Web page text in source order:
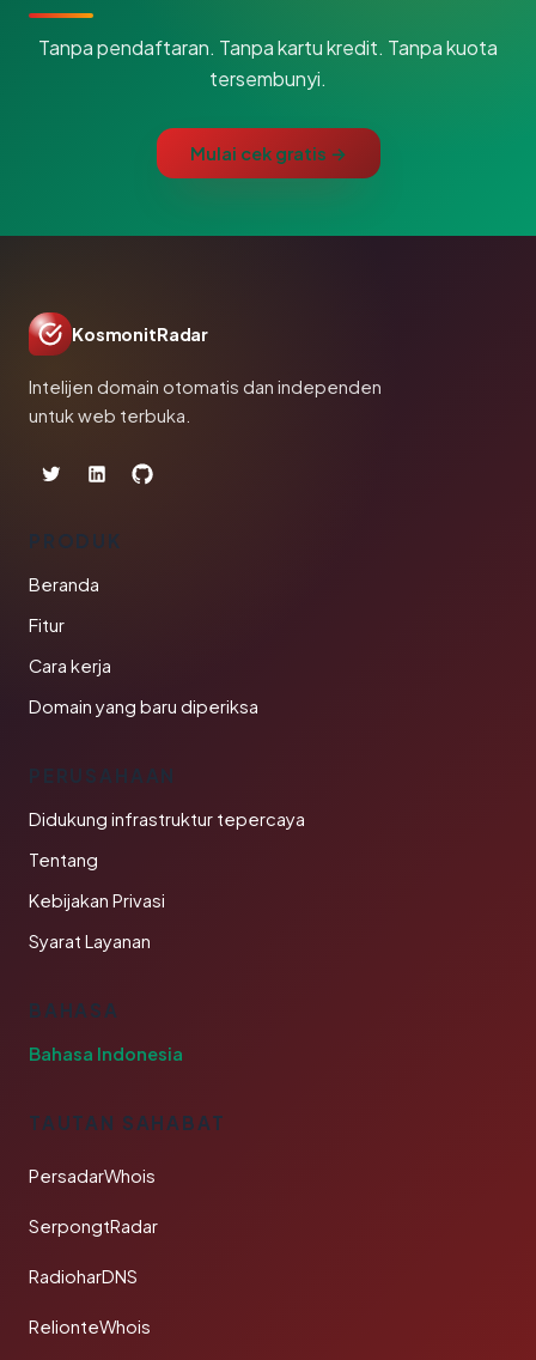
Tanpa pendaftaran. Tanpa kartu kredit. Tanpa kuota
tersembunyi.
Mulai cek gratis →
KosmonitRadar
Intelijen domain otomatis dan independen
untuk web terbuka.
PRODUK
Beranda
Fitur
Cara kerja
Domain yang baru diperiksa
PERUSAHAAN
Didukung infrastruktur tepercaya
Tentang
Kebijakan Privasi
Syarat Layanan
BAHASA
Bahasa Indonesia
TAUTAN SAHABAT
PersadarWhois
SerpongtRadar
RadioharDNS
RelionteWhois